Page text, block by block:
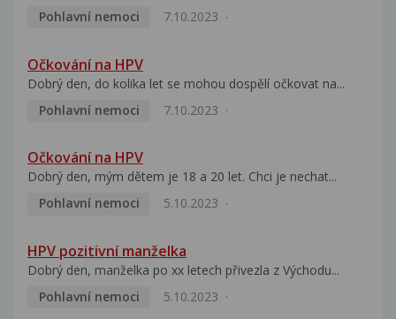
Pohlavní nemoci
7.10.2023
Očkování na HPV
Dobrý den, do kolika let se mohou dospělí očkovat na...
Pohlavní nemoci
7.10.2023
Očkování na HPV
Dobrý den, mým dětem je 18 a 20 let. Chci je nechat...
Pohlavní nemoci
5.10.2023
HPV pozitivní manželka
Dobrý den, manželka po xx letech přivezla z Východu...
Pohlavní nemoci
5.10.2023